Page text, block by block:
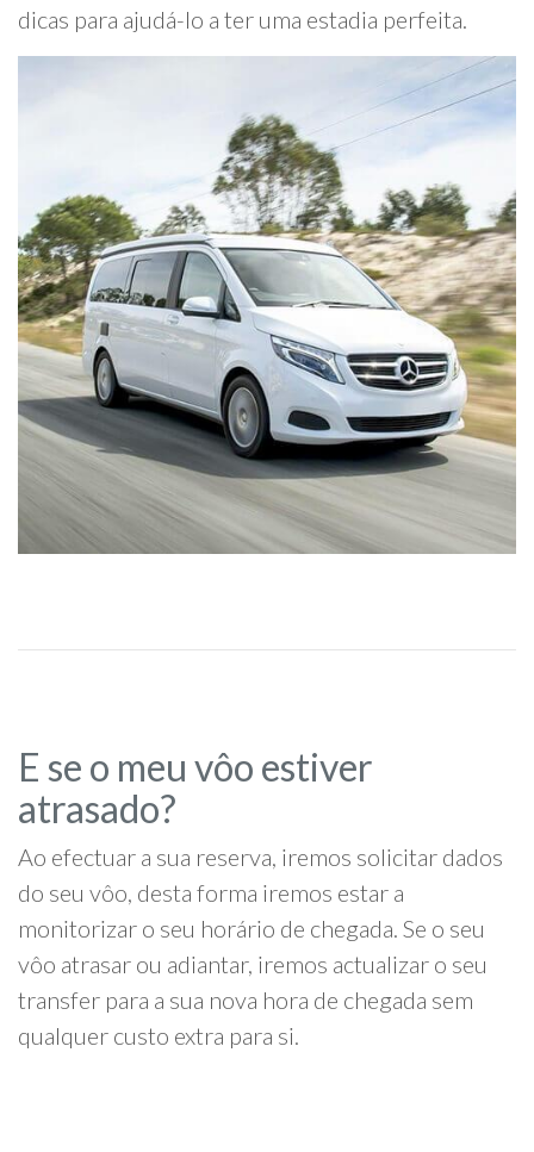
dicas para ajudá-lo a ter uma estadia perfeita.
E se o meu vôo estiver
atrasado?
Ao efectuar a sua reserva, iremos solicitar dados
do seu vôo, desta forma iremos estar a
monitorizar o seu horário de chegada. Se o seu
vôo atrasar ou adiantar, iremos actualizar o seu
transfer para a sua nova hora de chegada sem
qualquer custo extra para si.